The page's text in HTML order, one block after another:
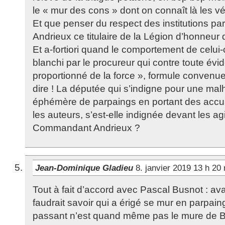
le « mur des cons » dont on connaît là les
Et que penser du respect des institutions
Andrieux ce titulaire de la Légion d’honneur
Et a-fortiori quand le comportement de
blanchi par le procureur qui contre toute
proportionné de la force », formule
dire ! La députée qui s’indigne pour une
éphémère de parpaings en portant des
les auteurs, s’est-elle indignée devant les
Commandant Andrieux ?
Jean-Dominique Gladieu 8. janvier 2019 13 h
Tout à fait d’accord avec Pascal Busnot :
faudrait savoir qui a érigé se mur en
passant n’est quand même pas le mure de